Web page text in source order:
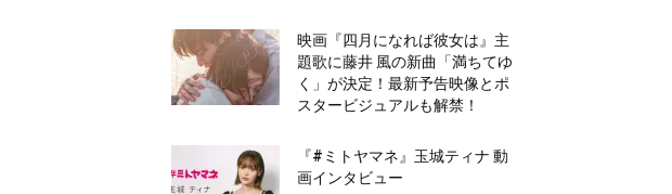
映画『四月になれば彼女は』主
題歌に藤井 風の新曲「満ちてゆ
く」が決定！最新予告映像とポ
スタービジュアルも解禁！
『#ミトヤマネ』玉城ティナ 動
画インタビュー